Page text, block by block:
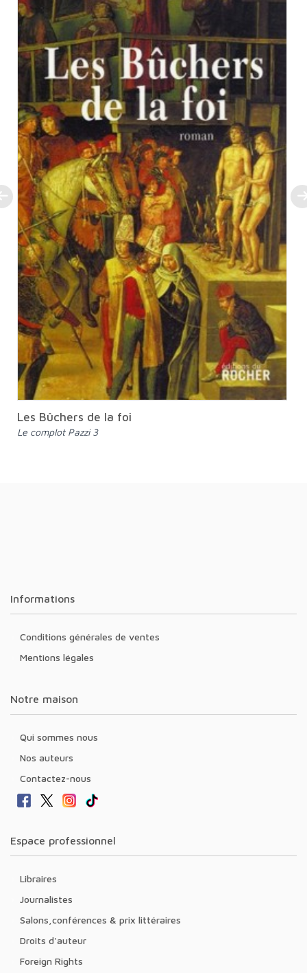
Les Bûchers de la foi
Le complot Pazzi 3
Informations
Conditions générales de ventes
Mentions légales
Notre maison
Qui sommes nous
Nos auteurs
Contactez-nous
Espace professionnel
Libraires
Journalistes
Salons,conférences & prix littéraires
Droits d'auteur
Foreign Rights